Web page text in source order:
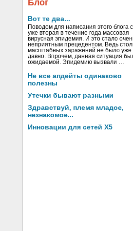
Блог
Вот те два...
Поводом для написания этого блога
уже вторая в течение года массовая
вирусная эпидемия. И это стало
неприятным прецедентом. Ведь
масштабных заражений не было уже
давно. Впрочем, данная ситуация
ожидаемой. Эпидемию вызвали …
Не все апдейты одинаково
полезны
Утечки бывают разными
Здравствуй, племя младое,
незнакомое...
Инновации для сетей X5